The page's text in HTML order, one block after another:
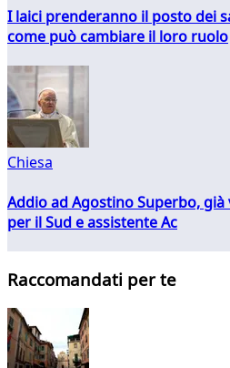
I laici prenderanno il posto dei
come può cambiare il loro ruolo
Chiesa
Addio ad Agostino Superbo,
per il Sud e assistente Ac
Raccomandati per te